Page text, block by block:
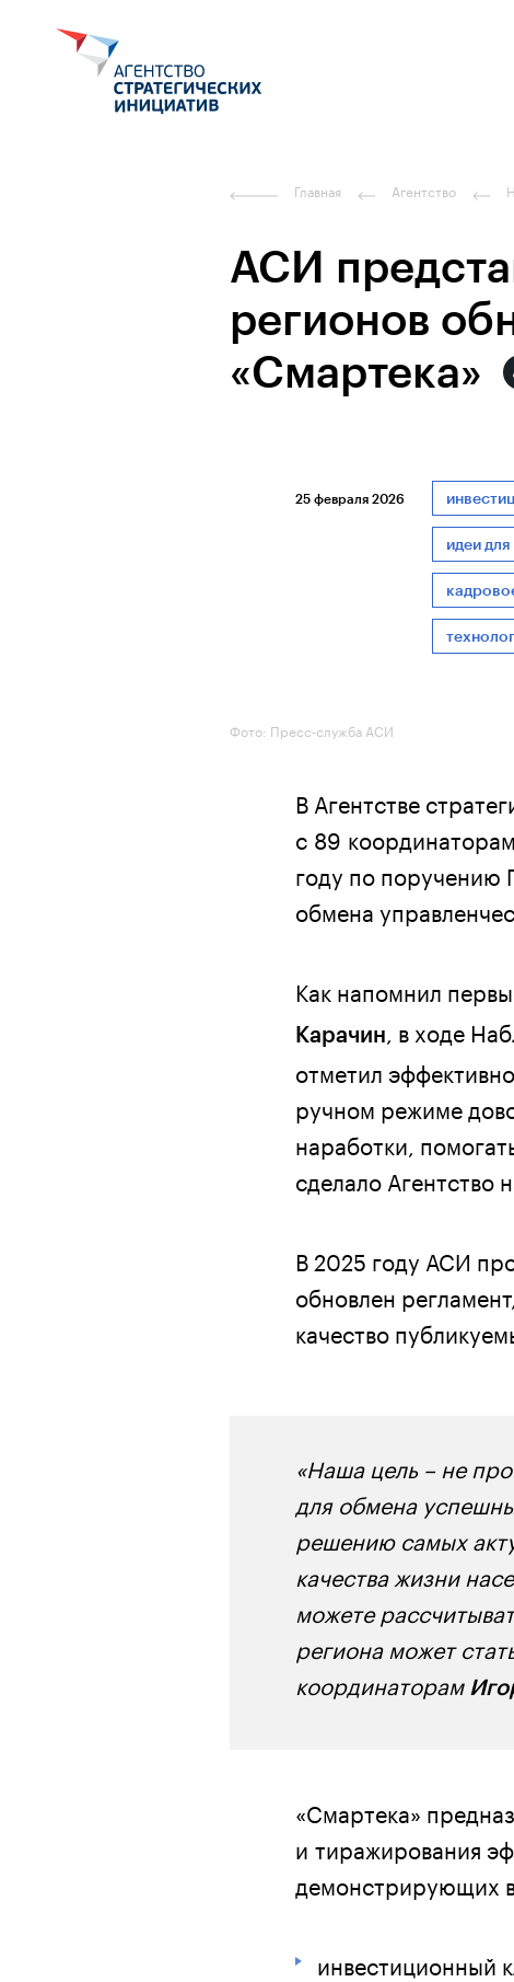
Главная Агентство
АСИ
регионов
«Смартека»
25 февраля 2026
идеи
Фото: Пресс-служба АСИ
В Агентстве
с 89
году по поручению
обмена
Как напомнил
Карачин , в ходе
отметил
ручном режиме
наработки,
сделало Агентство
В 2025 году АСИ
обновлен
качество
«Наша цель – не
для обмена
решению самых
качества жизни
можете
региона может
координаторам
«Смартека»
и тиражирования
демонстрирующих
инвестиционный